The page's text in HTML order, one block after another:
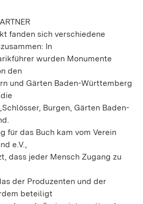
fanden sich verschiedene
In
wurden Monumente
den
und Gärten Baden-Württemberg
Burgen, Gärten Baden-
für das Buch kam vom Verein
e.V.,
dass jeder Mensch Zugang zu
der Produzenten und der
beteiligt